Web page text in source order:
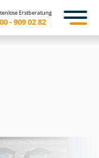
Erstberatung
- 909 02 82